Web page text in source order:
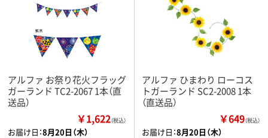
アルファ お祭り花火フラッグ
ガーランド TC2-2067 1本（直
送品）
￥1,622（税込）
お届け日：8月20日（木）
アルファ ひまわり ローコス
トガーランド SC2-2008 1本
（直送品）
￥649（税込）
お届け日：8月20日（木）